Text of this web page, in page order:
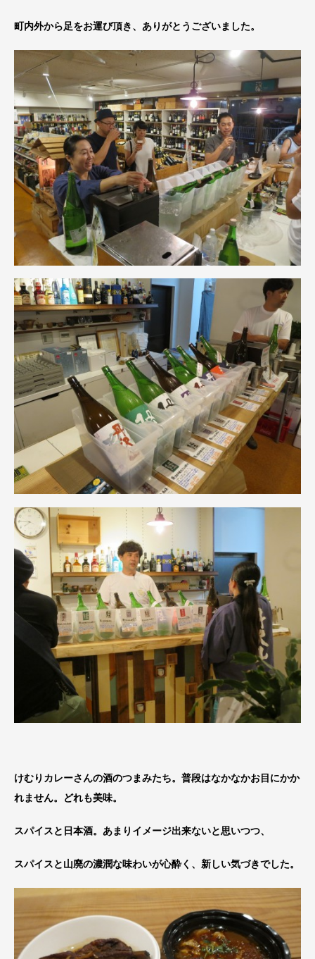
町内外から足をお運び頂き、ありがとうございました。
けむりカレーさんの酒のつまみたち。普段はなかなかお目にかか
れません。どれも美味。
スパイスと日本酒。あまりイメージ出来ないと思いつつ、
スパイスと山廃の濃潤な味わいが心酔く、新しい気づきでした。